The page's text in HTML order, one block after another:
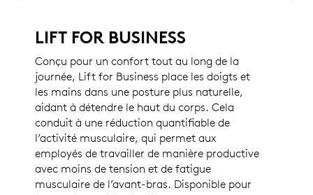
LIFT FOR BUSINESS
Conçu pour un confort tout au long de la
journée, Lift for Business place les doigts et
les mains dans une posture plus naturelle,
aidant à détendre le haut du corps. Cela
conduit à une réduction quantifiable de
l’activité musculaire, qui permet aux
employés de travailler de manière productive
avec moins de tension et de fatigue
musculaire de l’avant-bras. Disponible pour